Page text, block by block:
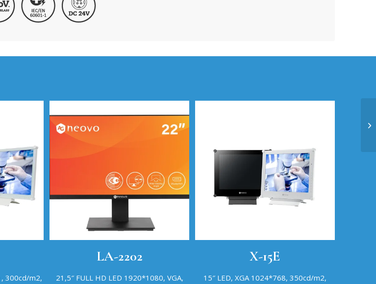
300cd/m2,
LA-2202
21,5″ FULL HD LED 1920*1080, VGA,
X-15E
15″ LED, XGA 1024*768, 350cd/m2,